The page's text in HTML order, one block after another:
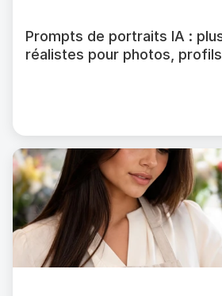
Prompts de portraits IA :
réalistes pour photos,